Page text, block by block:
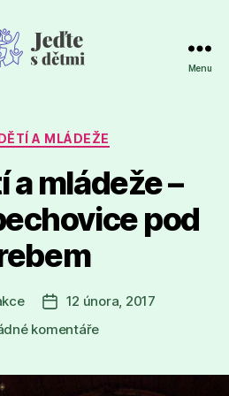
Menu
Rubriky
A MLÁDEŽE
a mládeže –
pod
Datum
příspěvku
12 února, 2017
komentářeu
názvem